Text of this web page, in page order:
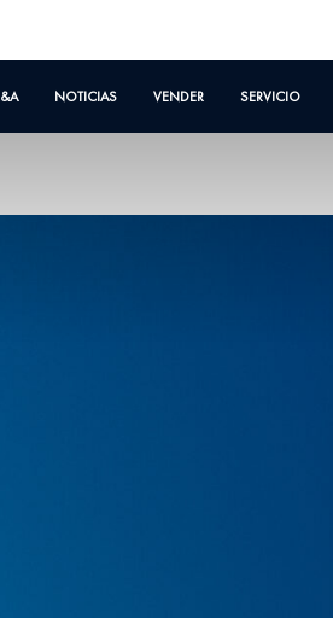
NOTICIAS VENDER SERVICIO